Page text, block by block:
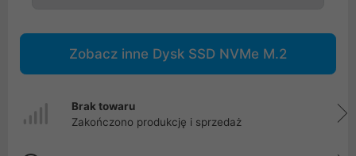
Zobacz inne Dysk SSD NVMe M.2
Brak towaru
Zakończono produkcję i sprzedaż